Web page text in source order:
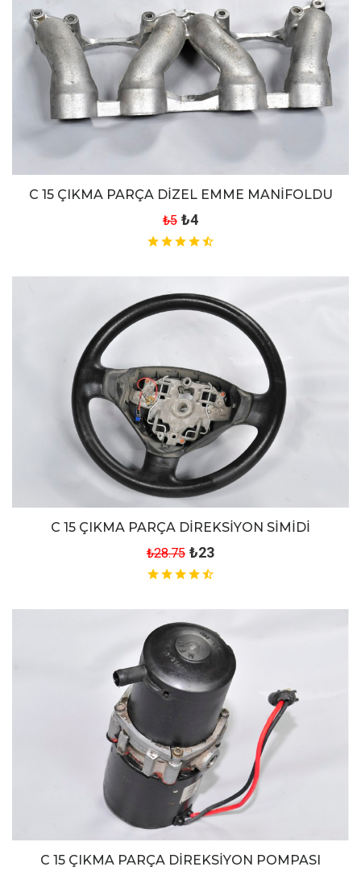
C 15 ÇIKMA PARÇA DİZEL EMME MANİFOLDU
₺5 ₺4
C 15 ÇIKMA PARÇA DİREKSİYON SİMİDİ
₺28.75 ₺23
C 15 ÇIKMA PARÇA DİREKSİYON POMPASI